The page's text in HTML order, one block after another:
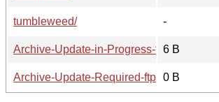
tumbleweed/
-
Archive-Update-in-Progress-ftp6.gwdg.de
6 B
Archive-Update-Required-ftp6.gwdg.de
0 B